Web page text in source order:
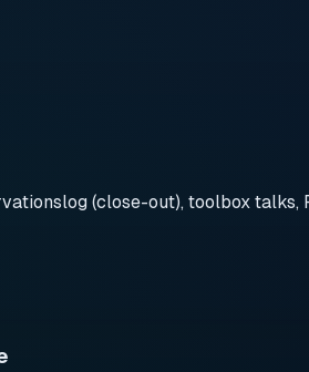
(close-out), toolbox talks,